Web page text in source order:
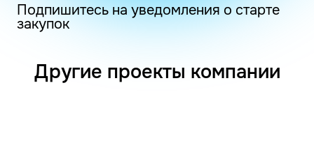
Подпишитесь на уведомления о старте
закупок
Другие проекты компании